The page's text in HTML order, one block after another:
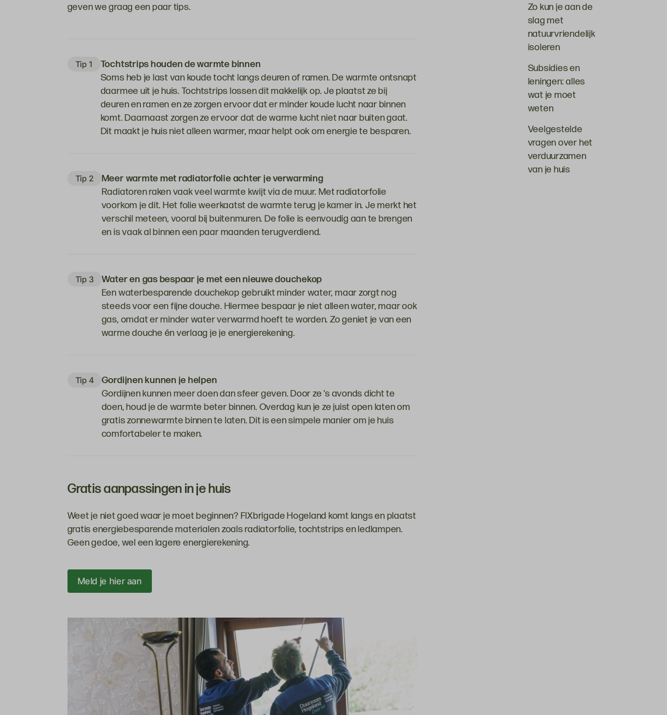
geven we graag een paar tips.
Tip 1
Tochtstrips houden de warmte binnen
Soms heb je last van koude tocht langs deuren of ramen. De warmte ontsnapt
daarmee uit je huis. Tochtstrips lossen dit makkelijk op. Je plaatst ze bij
deuren en ramen en ze zorgen ervoor dat er minder koude lucht naar binnen
komt. Daarnaast zorgen ze ervoor dat de warme lucht niet naar buiten gaat.
Dit maakt je huis niet alleen warmer, maar helpt ook om energie te besparen.
Tip 2
Meer warmte met radiatorfolie achter je verwarming
Radiatoren raken vaak veel warmte kwijt via de muur. Met radiatorfolie
voorkom je dit. Het folie weerkaatst de warmte terug je kamer in. Je merkt het
verschil meteen, vooral bij buitenmuren. De folie is eenvoudig aan te brengen
en is vaak al binnen een paar maanden terugverdiend.
Tip 3
Water en gas bespaar je met een nieuwe douchekop
Een waterbesparende douchekop gebruikt minder water, maar zorgt nog
steeds voor een fijne douche. Hiermee bespaar je niet alleen water, maar ook
gas, omdat er minder water verwarmd hoeft te worden. Zo geniet je van een
warme douche én verlaag je je energierekening.
Tip 4
Gordijnen kunnen je helpen
Gordijnen kunnen meer doen dan sfeer geven. Door ze ’s avonds dicht te
doen, houd je de warmte beter binnen. Overdag kun je ze juist open laten om
gratis zonnewarmte binnen te laten. Dit is een simpele manier om je huis
comfortabeler te maken.
Gratis aanpassingen in je huis
Weet je niet goed waar je moet beginnen? FIXbrigade Hogeland komt langs en plaatst
gratis energiebesparende materialen zoals radiatorfolie, tochtstrips en ledlampen.
Geen gedoe, wel een lagere energierekening.
Meld je hier aan
Zo kun je aan de
slag met
natuurvriendelijk
isoleren
Subsidies en
leningen: alles
wat je moet
weten
Veelgestelde
vragen over het
verduurzamen
van je huis